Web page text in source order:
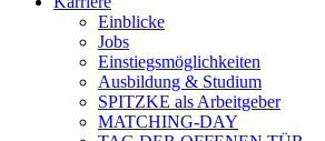
Einblicke
Jobs
Einstiegsmöglichkeiten
Ausbildung & Studium
SPITZKE als Arbeitgeber
MATCHING-DAY